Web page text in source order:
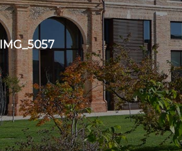
IMG_5057